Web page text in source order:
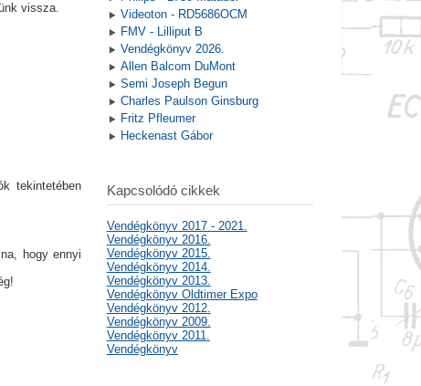
vissza.
tekintetében
hogy ennyi
Videoton - RD5686OCM
FMV - Lilliput B
Vendégkönyv 2026.
Allen Balcom DuMont
Semi Joseph Begun
Charles Paulson Ginsburg
Fritz Pfleumer
Heckenast Gábor
Kapcsolódó cikkek
Vendégkönyv 2017 - 2021.
Vendégkönyv 2016.
Vendégkönyv 2015.
Vendégkönyv 2014.
Vendégkönyv 2013.
Vendégkönyv Oldtimer Expo
Vendégkönyv 2012.
Vendégkönyv 2009.
Vendégkönyv 2011.
Vendégkönyv